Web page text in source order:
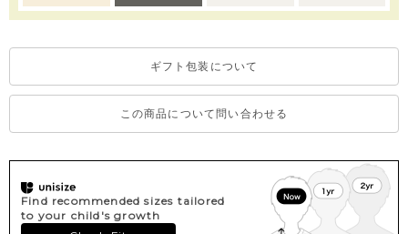
ギフト包装について
この商品について問い合わせる
Find recommended sizes tailored
to your child's growth